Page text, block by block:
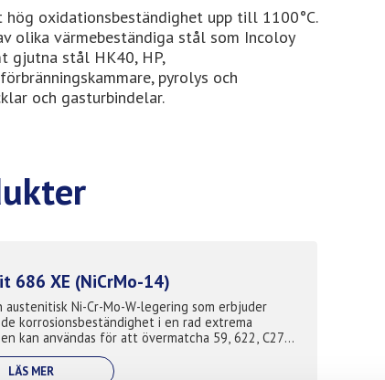
oxidationsbeständighet upp till 1100°C.
olika värmebeständiga stål som Incoloy
gjutna stål HK40, HP,
pyrolys och
och gasturbindelar.
686 XE (NiCrMo-14)
austenitisk Ni-Cr-Mo-W-legering som erbjuder
korrosionsbeständighet i en rad extrema
kan användas för att övermatcha 59, 622, C276
Den används också för o...
LÄS MER